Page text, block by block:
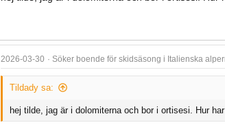
2026-03-30 Söker boende för skidsäsong i Italienska
Tildady sa:
hej tilde, jag är i dolomiterna och bor i ortisesi. Hur